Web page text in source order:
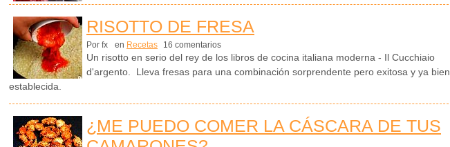
RISOTTO DE FRESA
Por fx en Recetas 16 comentarios
Un risotto en serio del rey de los libros de cocina italiana moderna - Il Cucchiaio
d'argento. Lleva fresas para una combinación sorprendente pero exitosa y ya bien
establecida.
¿ME PUEDO COMER LA CÁSCARA DE TUS